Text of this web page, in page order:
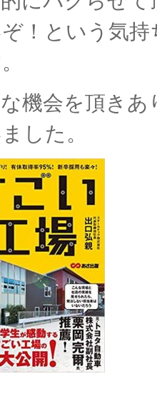
！という気持
機会を頂きあ
した。